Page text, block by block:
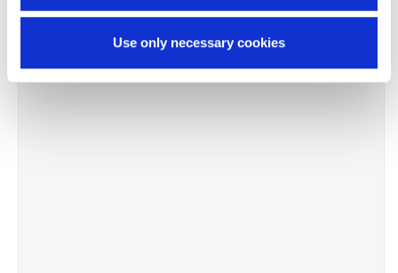
Use only necessary cookies